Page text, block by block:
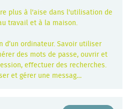
plus à l'aise dans l'utilisation de
travail et à la maison.
d’un ordinateur. Savoir utiliser
des mots de passe, ouvrir et
effectuer des recherches.
et gérer une messag…